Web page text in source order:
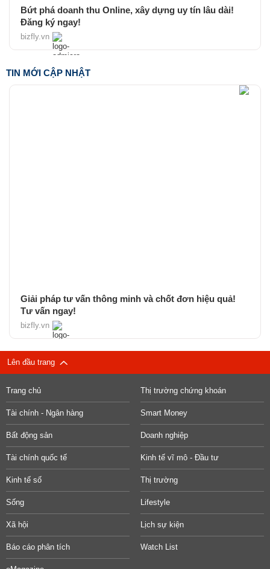
Bứt phá doanh thu Online, xây dựng uy tín lâu dài!
Đăng ký ngay!
bizfly.vn
TIN MỚI CẬP NHẬT
Giải pháp tư vấn thông minh và chốt đơn hiệu quả!
Tư vấn ngay!
bizfly.vn
Lên đầu trang
Trang chủ Thị trường chứng khoán
Tài chính - Ngân hàng Smart Money
Bất động sản Doanh nghiệp
Tài chính quốc tế Kinh tế vĩ mô - Đầu tư
Kinh tế số Thị trường
Sống Lifestyle
Xã hội Lịch sự kiện
Báo cáo phân tích Watch List